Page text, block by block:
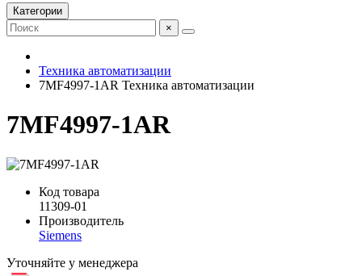
Категории
×
Техника автоматизации
7MF4997-1AR Техника автоматизации
7MF4997-1AR
Код товара
11309-01
Производитель
Siemens
Уточняйте у менеджера